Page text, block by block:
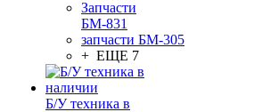
Запчасти
БМ-831
запчасти БМ-305
+ ЕЩЕ 7
Б/У техника в